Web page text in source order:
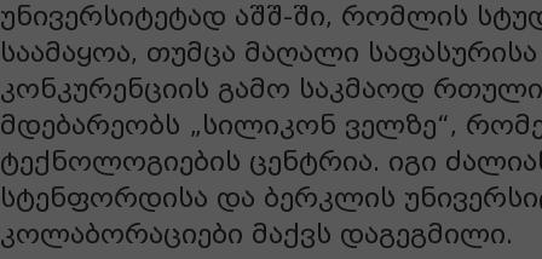
უნივერსიტეტად აშშ-ში, რომლის
საამაყოა, თუმცა მაღალი
კონკურენციის გამო საკმაოდ
მდებარეობს „სილიკონ ველზე“,
ტექნოლოგიების ცენტრია. იგი
სტენფორდისა და ბერკლის
კოლაბორაციები მაქვს დაგეგმილი.